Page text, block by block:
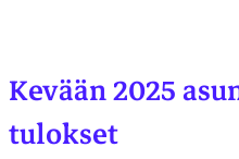
Kevään 2025
tulokset